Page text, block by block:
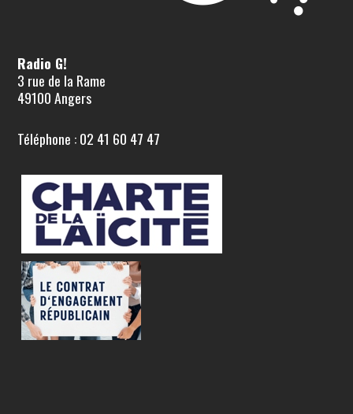
Radio G!
3 rue de la Rame
49100 Angers
Téléphone : 02 41 60 47 47